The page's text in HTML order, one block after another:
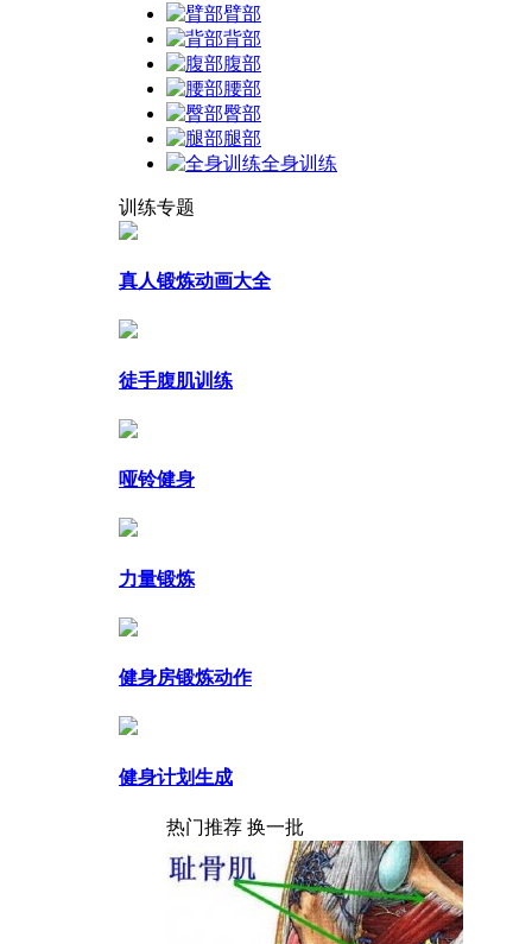
臂部
背部
腹部
腰部
臀部
腿部
全身训练
训练专题
真人锻炼动画大全
徒手腹肌训练
哑铃健身
力量锻炼
健身房锻炼动作
健身计划生成
热门推荐 换一批